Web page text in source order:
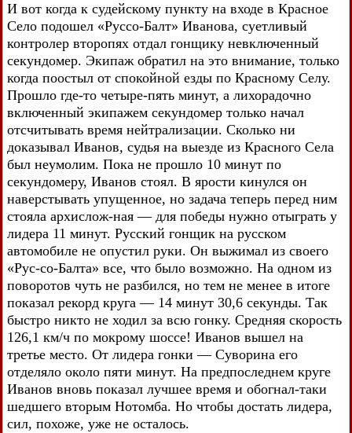
И вот когда к судейскому пункту на входе в Красное
Село подошел «Руссо-Балт» Иванова, суетливый
контролер второпях отдал гонщику невключенный
секундомер. Экипаж обратил на это внимание, только
когда поостыл от спокойной езды по Красному Селу.
Прошло где-то четыре-пять минут, а лихорадочно
включенный экипажем секундомер только начал
отсчитывать время нейтрализации. Сколько ни
доказывал Иванов, судья на выезде из Красного Села
был неумолим. Пока не прошло 10 минут по
секундомеру, Иванов стоял. В ярости кинулся он
наверстывать упущенное, но задача теперь перед ним
стояла архислож-ная — для победы нужно отыграть у
лидера 11 минут. Русский гонщик на русском
автомобиле не опустил руки. Он выжимал из своего
«Рус-со-Балта» все, что было возможно. На одном из
поворотов чуть не разбился, но тем не менее в итоге
показал рекорд круга — 14 минут 30,6 секунды. Так
быстро никто не ходил за всю гонку. Средняя скорость
126,1 км/ч по мокрому шоссе! Иванов вышел на
третье место. От лидера гонки — Суворина его
отделяло около пяти минут. На предпоследнем круге
Иванов вновь показал лучшее время и обогнал-таки
шедшего вторым Нотомба. Но чтобы достать лидера,
сил, похоже, уже не осталось.